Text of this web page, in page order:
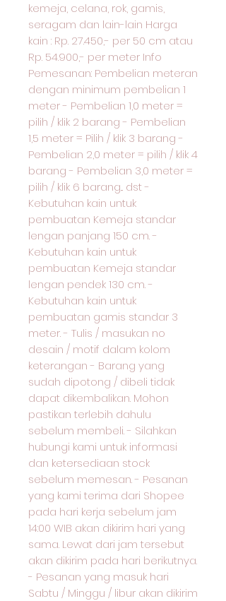
kemeja, celana, rok, gamis,
seragam dan lain-lain Harga
kain : Rp. 27.450,- per 50 cm atau
Rp. 54.900,- per meter Info
Pemesanan: Pembelian meteran
dengan minimum pembelian 1
meter - Pembelian 1,0 meter =
pilih / klik 2 barang - Pembelian
1,5 meter = Pilih / klik 3 barang -
Pembelian 2,0 meter = pilih / klik 4
barang - Pembelian 3,0 meter =
pilih / klik 6 barang... dst -
Kebutuhan kain untuk
pembuatan Kemeja standar
lengan panjang 150 cm. -
Kebutuhan kain untuk
pembuatan Kemeja standar
lengan pendek 130 cm. -
Kebutuhan kain untuk
pembuatan gamis standar 3
meter. - Tulis / masukan no
desain / motif dalam kolom
keterangan - Barang yang
sudah dipotong / dibeli tidak
dapat dikembalikan. Mohon
pastikan terlebih dahulu
sebelum membeli. - Silahkan
hubungi kami untuk informasi
dan ketersediaan stock
sebelum memesan. - Pesanan
yang kami terima dari Shopee
pada hari kerja sebelum jam
14:00 WIB akan dikirim hari yang
sama. Lewat dari jam tersebut
akan dikirim pada hari berikutnya.
- Pesanan yang masuk hari
Sabtu / Minggu / libur akan dikirim